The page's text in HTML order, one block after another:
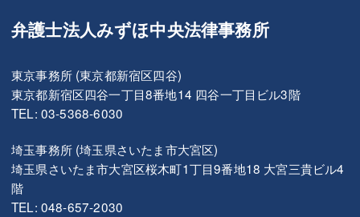
弁護士法人みずほ中央法律事務所
東京事務所 (東京都新宿区四谷)
東京都新宿区四谷一丁目8番地14 四谷一丁目ビル3階
TEL: 03-5368-6030
埼玉事務所 (埼玉県さいたま市大宮区)
埼玉県さいたま市大宮区桜木町1丁目9番地18 大宮三貴ビル4
階
TEL: 048-657-2030